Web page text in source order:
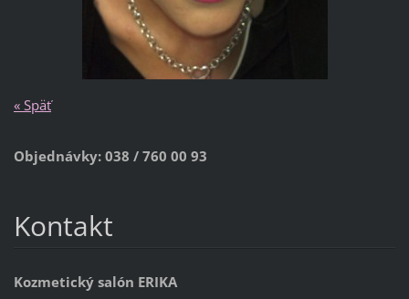
« Späť
Objednávky: 038 / 760 00 93
Kontakt
Kozmetický salón ERIKA